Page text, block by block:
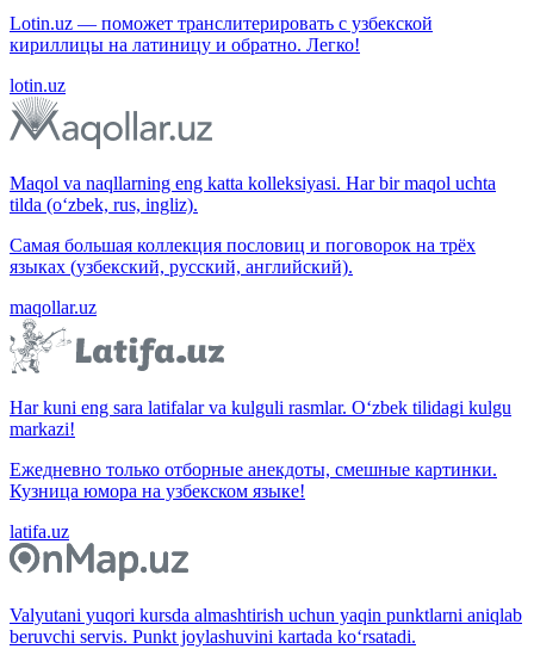
Lotin.uz — поможет транслитерировать с узбекской
кириллицы на латиницу и обратно. Легко!
lotin.uz
Maqol va naqllarning eng katta kolleksiyasi. Har bir maqol uchta
tilda (o‘zbek, rus, ingliz).
Самая большая коллекция пословиц и поговорок на трёх
языках (узбекский, русский, английский).
maqollar.uz
Har kuni eng sara latifalar va kulguli rasmlar. O‘zbek tilidagi kulgu
markazi!
Ежедневно только отборные анекдоты, смешные картинки.
Кузница юмора на узбекском языке!
latifa.uz
Valyutani yuqori kursda almashtirish uchun yaqin punktlarni aniqlab
beruvchi servis. Punkt joylashuvini kartada ko‘rsatadi.